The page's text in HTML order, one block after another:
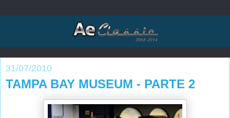
31/07/2010
TAMPA BAY MUSEUM - PARTE 2